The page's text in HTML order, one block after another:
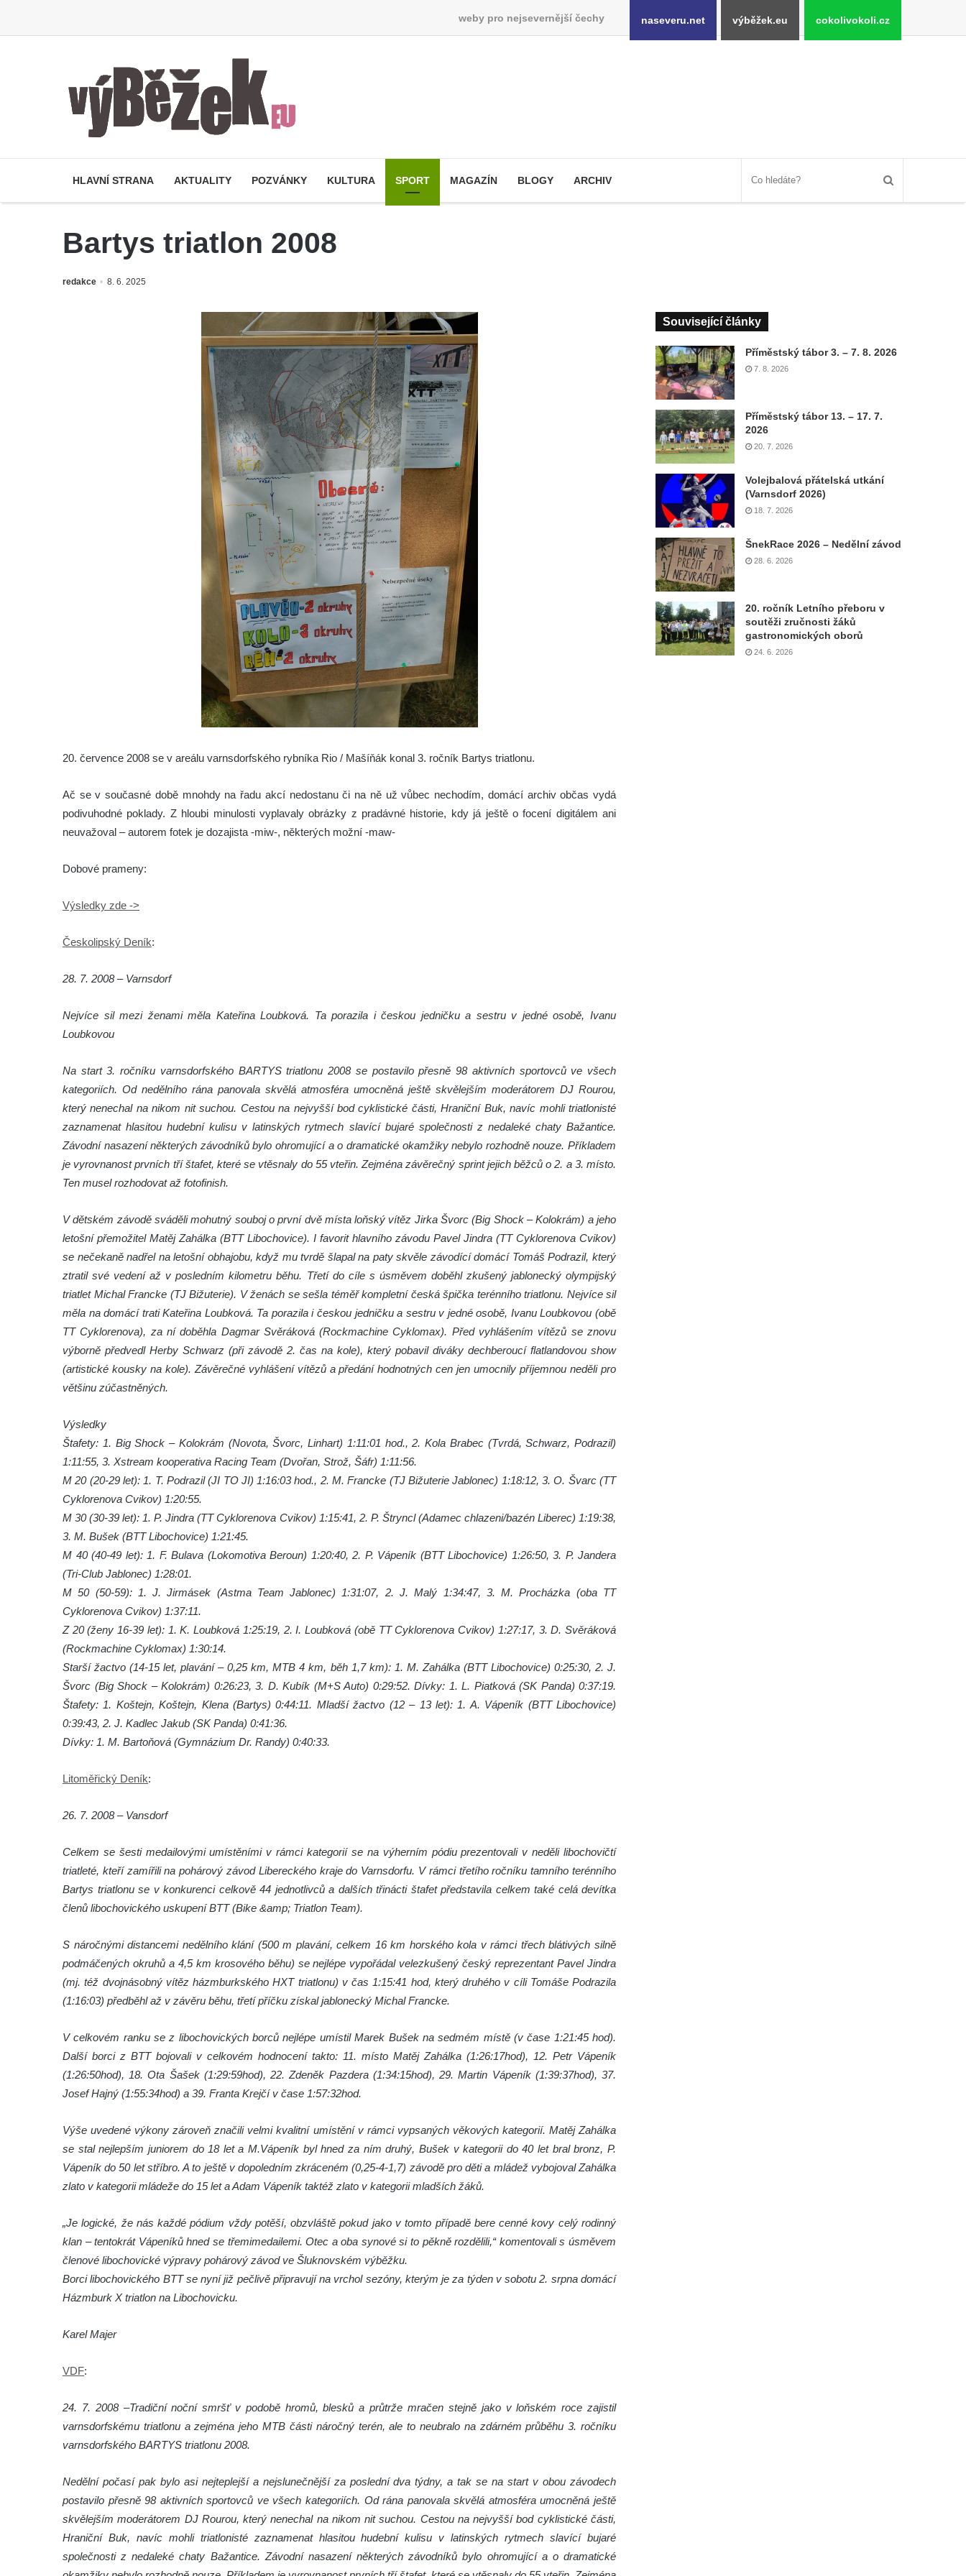
weby pro nejsevernější čechy naseveru.net výběžek.eu cokolivokoli.cz
HLAVNÍ STRANA AKTUALITY POZVÁNKY KULTURA SPORT MAGAZÍN BLOGY ARCHIV
Bartys triatlon 2008
redakce 8. 6. 2025
20. července 2008 se v areálu varnsdorfského rybníka Rio / Mašíňák konal 3. ročník Bartys triatlonu.
Ač se v současné době mnohdy na řadu akcí nedostanu či na ně už vůbec nechodím, domácí archiv občas vydá
podivuhodné poklady. Z hloubi minulosti vyplavaly obrázky z pradávné historie, kdy já ještě o focení digitálem ani
neuvažoval – autorem fotek je dozajista -miw-, některých možní -maw-
Dobové prameny:
Výsledky zde ->
Českolipský Deník:
28. 7. 2008 – Varnsdorf
Nejvíce sil mezi ženami měla Kateřina Loubková. Ta porazila i českou jedničku a sestru v jedné osobě, Ivanu
Loubkovou
Na start 3. ročníku varnsdorfského BARTYS triatlonu 2008 se postavilo přesně 98 aktivních sportovců ve všech
kategoriích. Od nedělního rána panovala skvělá atmosféra umocněná ještě skvělejším moderátorem DJ Rourou,
který nenechal na nikom nit suchou. Cestou na nejvyšší bod cyklistické části, Hraniční Buk, navíc mohli triatlonisté
zaznamenat hlasitou hudební kulisu v latinských rytmech slavící bujaré společnosti z nedaleké chaty Bažantice.
Závodní nasazení některých závodníků bylo ohromující a o dramatické okamžiky nebylo rozhodně nouze. Příkladem
je vyrovnanost prvních tří štafet, které se vtěsnaly do 55 vteřin. Zejména závěrečný sprint jejich běžců o 2. a 3. místo.
Ten musel rozhodovat až fotofinish.
V dětském závodě sváděli mohutný souboj o první dvě místa loňský vítěz Jirka Švorc (Big Shock – Kolokrám) a jeho
letošní přemožitel Matěj Zahálka (BTT Libochovice). I favorit hlavního závodu Pavel Jindra (TT Cyklorenova Cvikov)
se nečekaně nadřel na letošní obhajobu, když mu tvrdě šlapal na paty skvěle závodící domácí Tomáš Podrazil, který
ztratil své vedení až v posledním kilometru běhu. Třetí do cíle s úsměvem doběhl zkušený jablonecký olympijský
triatlet Michal Francke (TJ Bižuterie). V ženách se sešla téměř kompletní česká špička terénního triatlonu. Nejvíce sil
měla na domácí trati Kateřina Loubková. Ta porazila i českou jedničku a sestru v jedné osobě, Ivanu Loubkovou (obě
TT Cyklorenova), za ní doběhla Dagmar Svěráková (Rockmachine Cyklomax). Před vyhlášením vítězů se znovu
výborně předvedl Herby Schwarz (při závodě 2. čas na kole), který pobavil diváky dechberoucí flatlandovou show
(artistické kousky na kole). Závěrečné vyhlášení vítězů a předání hodnotných cen jen umocnily příjemnou neděli pro
většinu zúčastněných.
Výsledky
Štafety: 1. Big Shock – Kolokrám (Novota, Švorc, Linhart) 1:11:01 hod., 2. Kola Brabec (Tvrdá, Schwarz, Podrazil)
1:11:55, 3. Xstream kooperativa Racing Team (Dvořan, Strož, Šáfr) 1:11:56.
M 20 (20-29 let): 1. T. Podrazil (JI TO JI) 1:16:03 hod., 2. M. Francke (TJ Bižuterie Jablonec) 1:18:12, 3. O. Švarc (TT
Cyklorenova Cvikov) 1:20:55.
M 30 (30-39 let): 1. P. Jindra (TT Cyklorenova Cvikov) 1:15:41, 2. P. Štryncl (Adamec chlazeni/bazén Liberec) 1:19:38,
3. M. Bušek (BTT Libochovice) 1:21:45.
M 40 (40-49 let): 1. F. Bulava (Lokomotiva Beroun) 1:20:40, 2. P. Vápeník (BTT Libochovice) 1:26:50, 3. P. Jandera
(Tri-Club Jablonec) 1:28:01.
M 50 (50-59): 1. J. Jirmásek (Astma Team Jablonec) 1:31:07, 2. J. Malý 1:34:47, 3. M. Procházka (oba TT
Cyklorenova Cvikov) 1:37:11.
Z 20 (ženy 16-39 let): 1. K. Loubková 1:25:19, 2. I. Loubková (obě TT Cyklorenova Cvikov) 1:27:17, 3. D. Svěráková
(Rockmachine Cyklomax) 1:30:14.
Starší žactvo (14-15 let, plavání – 0,25 km, MTB 4 km, běh 1,7 km): 1. M. Zahálka (BTT Libochovice) 0:25:30, 2. J.
Švorc (Big Shock – Kolokrám) 0:26:23, 3. D. Kubík (M+S Auto) 0:29:52. Dívky: 1. L. Piatková (SK Panda) 0:37:19.
Štafety: 1. Koštejn, Koštejn, Klena (Bartys) 0:44:11. Mladší žactvo (12 – 13 let): 1. A. Vápeník (BTT Libochovice)
0:39:43, 2. J. Kadlec Jakub (SK Panda) 0:41:36.
Dívky: 1. M. Bartoňová (Gymnázium Dr. Randy) 0:40:33.
Litoměřický Deník:
26. 7. 2008 – Vansdorf
Celkem se šesti medailovými umístěními v rámci kategorií se na výherním pódiu prezentovali v neděli libochovičtí
triatleté, kteří zamířili na pohárový závod Libereckého kraje do Varnsdorfu. V rámci třetího ročníku tamního terénního
Bartys triatlonu se v konkurenci celkově 44 jednotlivců a dalších třinácti štafet představila celkem také celá devítka
členů libochovického uskupení BTT (Bike &amp; Triatlon Team).
S náročnými distancemi nedělního klání (500 m plavání, celkem 16 km horského kola v rámci třech blátivých silně
podmáčených okruhů a 4,5 km krosového běhu) se nejlépe vypořádal velezkušený český reprezentant Pavel Jindra
(mj. též dvojnásobný vítěz házmburkského HXT triatlonu) v čas 1:15:41 hod, který druhého v cíli Tomáše Podrazila
(1:16:03) předběhl až v závěru běhu, třetí příčku získal jablonecký Michal Francke.
V celkovém ranku se z libochovických borců nejlépe umístil Marek Bušek na sedmém místě (v čase 1:21:45 hod).
Další borci z BTT bojovali v celkovém hodnocení takto: 11. místo Matěj Zahálka (1:26:17hod), 12. Petr Vápeník
(1:26:50hod), 18. Ota Šašek (1:29:59hod), 22. Zdeněk Pazdera (1:34:15hod), 29. Martin Vápeník (1:39:37hod), 37.
Josef Hajný (1:55:34hod) a 39. Franta Krejčí v čase 1:57:32hod.
Výše uvedené výkony zároveň značili velmi kvalitní umístění v rámci vypsaných věkových kategorií. Matěj Zahálka
se stal nejlepším juniorem do 18 let a M.Vápeník byl hned za ním druhý, Bušek v kategorii do 40 let bral bronz, P.
Vápeník do 50 let stříbro. A to ještě v dopoledním zkráceném (0,25-4-1,7) závodě pro děti a mládež vybojoval Zahálka
zlato v kategorii mládeže do 15 let a Adam Vápeník taktéž zlato v kategorii mladších žáků.
„Je logické, že nás každé pódium vždy potěší, obzvláště pokud jako v tomto případě bere cenné kovy celý rodinný
klan – tentokrát Vápeníků hned se třemimedailemi. Otec a oba synové si to pěkně rozdělili,“ komentovali s úsměvem
členové libochovické výpravy pohárový závod ve Šluknovském výběžku.
Borci libochovického BTT se nyní již pečlivě připravují na vrchol sezóny, kterým je za týden v sobotu 2. srpna domácí
Házmburk X triatlon na Libochovicku.
Karel Majer
VDF:
24. 7. 2008 –Tradiční noční smršť v podobě hromů, blesků a průtrže mračen stejně jako v loňském roce zajistil
varnsdorfskému triatlonu a zejména jeho MTB části náročný terén, ale to neubralo na zdárném průběhu 3. ročníku
varnsdorfského BARTYS triatlonu 2008.
Nedělní počasí pak bylo asi nejteplejší a nejslunečnější za poslední dva týdny, a tak se na start v obou závodech
postavilo přesně 98 aktivních sportovců ve všech kategoriích. Od rána panovala skvělá atmosféra umocněná ještě
skvělejším moderátorem DJ Rourou, který nenechal na nikom nit suchou. Cestou na nejvyšší bod cyklistické části,
Hraniční Buk, navíc mohli triatlonisté zaznamenat hlasitou hudební kulisu v latinských rytmech slavící bujaré
společnosti z nedaleké chaty Bažantice. Závodní nasazení některých závodníků bylo ohromující a o dramatické
Související články
Příměstský tábor 3. – 7. 8. 2026
7. 8. 2026
Příměstský tábor 13. – 17. 7.
2026
20. 7. 2026
Volejbalová přátelská utkání
(Varnsdorf 2026)
18. 7. 2026
ŠnekRace 2026 – Nedělní závod
28. 6. 2026
20. ročník Letního přeboru v
soutěži zručnosti žáků
gastronomických oborů
24. 6. 2026